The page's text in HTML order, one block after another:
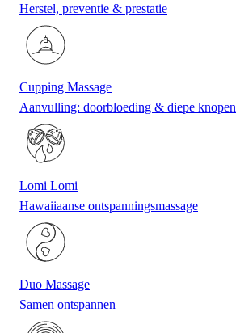
Herstel, preventie & prestatie
Cupping Massage
Aanvulling: doorbloeding & diepe knopen
Lomi Lomi
Hawaiiaanse ontspanningsmassage
Duo Massage
Samen ontspannen